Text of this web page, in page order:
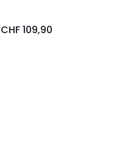
CHF 109,90